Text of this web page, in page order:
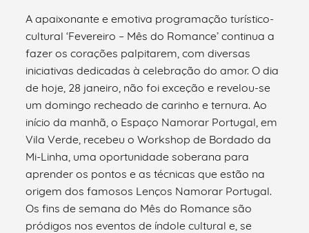
A apaixonante e emotiva programação turístico-
cultural ‘Fevereiro – Mês do Romance’ continua a
fazer os corações palpitarem, com diversas
iniciativas dedicadas à celebração do amor. O dia
de hoje, 28 janeiro, não foi exceção e revelou-se
um domingo recheado de carinho e ternura. Ao
início da manhã, o Espaço Namorar Portugal, em
Vila Verde, recebeu o Workshop de Bordado da
Mi-Linha, uma oportunidade soberana para
aprender os pontos e as técnicas que estão na
origem dos famosos Lenços Namorar Portugal.
Os fins de semana do Mês do Romance são
pródigos nos eventos de índole cultural e, se